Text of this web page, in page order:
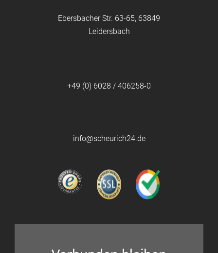
Ebersbacher Str. 63-65, 63849
Leidersbach
+49 (0) 6028 / 406258-0
info@scheurich24.de